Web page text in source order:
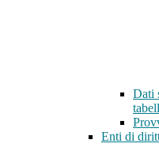
Dati
Enti di